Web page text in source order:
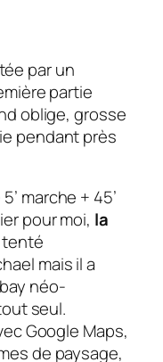
par un
partie
oblige, grosse
pendant près
5’ marche + 45’
pour moi, la
tenté
mais il a
néo-
seul.
Google Maps,
de paysage,